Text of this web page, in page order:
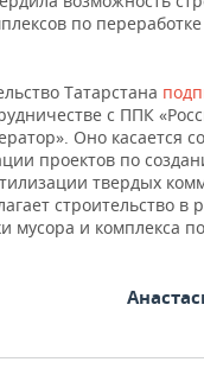
по переработке
Татарстана
с ППК
Оно касается
проектов по
твердых
строительство в
мусора и комплекса